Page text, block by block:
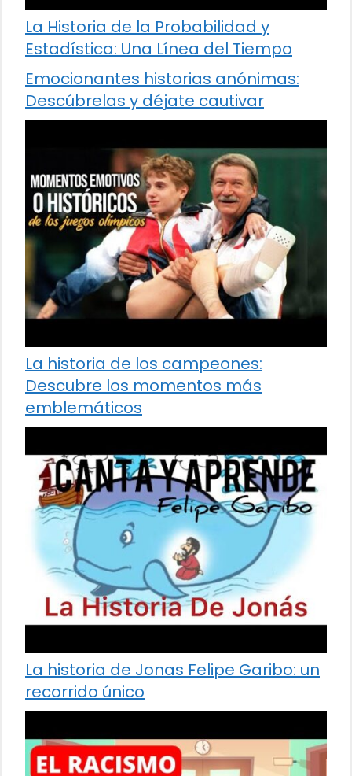
La Historia de la Probabilidad y
Estadística: Una Línea del Tiempo
Emocionantes historias anónimas:
Descúbrelas y déjate cautivar
La historia de los campeones:
Descubre los momentos más
emblemáticos
La historia de Jonas Felipe Garibo: un
recorrido único